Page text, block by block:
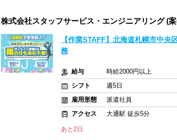
株式会社スタッフサービス・エンジニアリング (
【作業STAFF】北海道札幌市中
務
給与
時給2000円以上
シフト
週5日
雇用形態
派遣社員
アクセス
大通駅 徒歩5分
あと2日